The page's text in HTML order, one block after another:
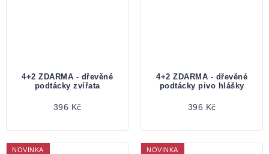
4+2 ZDARMA - dřevěné
podtácky zvířata
396 Kč
4+2 ZDARMA - dřevěné
podtácky pivo hlášky
396 Kč
NOVINKA NOVINKA